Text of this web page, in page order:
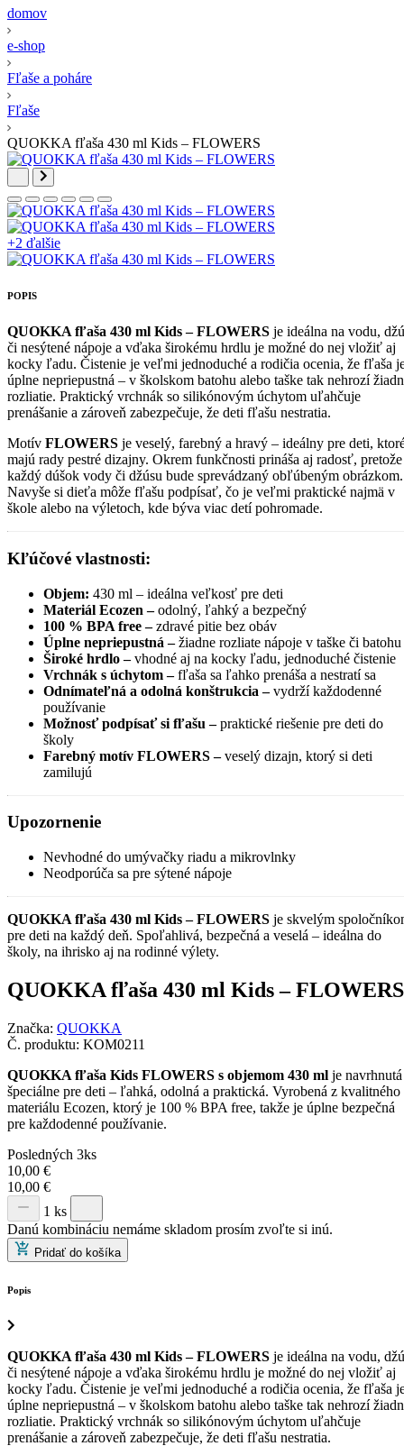
domov
e-shop
Fľaše a poháre
Fľaše
QUOKKA fľaša 430 ml Kids – FLOWERS
+2 ďalšie
POPIS
QUOKKA fľaša 430 ml Kids – FLOWERS je ideálna na vodu,
či nesýtené nápoje a vďaka širokému hrdlu je možné do nej vložiť aj
kocky ľadu. Čistenie je veľmi jednoduché a rodičia ocenia, že fľaša
úplne nepriepustná – v školskom batohu alebo taške tak nehrozí
rozliatie. Praktický vrchnák so silikónovým úchytom uľahčuje
prenášanie a zároveň zabezpečuje, že deti fľašu nestratia.
Motív FLOWERS je veselý, farebný a hravý – ideálny pre deti,
majú rady pestré dizajny. Okrem funkčnosti prináša aj radosť, pretože
každý dúšok vody či džúsu bude sprevádzaný obľúbeným obrázkom.
Navyše si dieťa môže fľašu podpísať, čo je veľmi praktické najmä v
škole alebo na výletoch, kde býva viac detí pohromade.
Kľúčové vlastnosti:
Objem: 430 ml – ideálna veľkosť pre deti
Materiál Ecozen –odolný, ľahký a bezpečný
100 % BPA free –zdravé pitie bez obáv
Úplne nepriepustná –žiadne rozliate nápoje v taške či batohu
Široké hrdlo –vhodné aj na kocky ľadu, jednoduché čistenie
Vrchnák s úchytom –fľaša sa ľahko prenáša a nestratí sa
Odnímateľná a odolná konštrukcia –vydrží každodenné
používanie
Možnosť podpísať si fľašu –praktické riešenie pre deti do
školy
Farebný motív FLOWERS –veselý dizajn, ktorý si deti
zamilujú
Upozornenie
Nevhodné do umývačky riadu a mikrovlnky
Neodporúča sa pre sýtené nápoje
QUOKKA fľaša 430 ml Kids – FLOWERS je skvelým
pre deti na každý deň. Spoľahlivá, bezpečná a veselá – ideálna do
školy, na ihrisko aj na rodinné výlety.
QUOKKA fľaša 430 ml Kids – FLOWERS
Značka: QUOKKA
Č. produktu: KOM0211
QUOKKA fľaša Kids FLOWERS s objemom 430 ml je navrhnutá
špeciálne pre deti – ľahká, odolná a praktická. Vyrobená z kvalitného
materiálu Ecozen, ktorý je 100 % BPA free, takže je úplne bezpečná
pre každodenné používanie.
Posledných 3ks
10,00 €
10,00 €
1 ks
Danú kombináciu nemáme skladom prosím zvoľte si inú.
Pridať do košíka
Popis
QUOKKA fľaša 430 ml Kids – FLOWERS je ideálna na vodu,
či nesýtené nápoje a vďaka širokému hrdlu je možné do nej vložiť aj
kocky ľadu. Čistenie je veľmi jednoduché a rodičia ocenia, že fľaša
úplne nepriepustná – v školskom batohu alebo taške tak nehrozí
rozliatie. Praktický vrchnák so silikónovým úchytom uľahčuje
prenášanie a zároveň zabezpečuje, že deti fľašu nestratia.